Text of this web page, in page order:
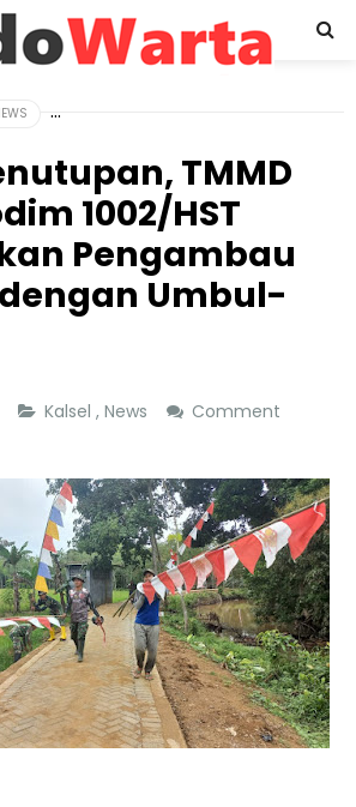
TMMD
1002/HST
Pengambau
Umbul-
Kalsel , News Comment